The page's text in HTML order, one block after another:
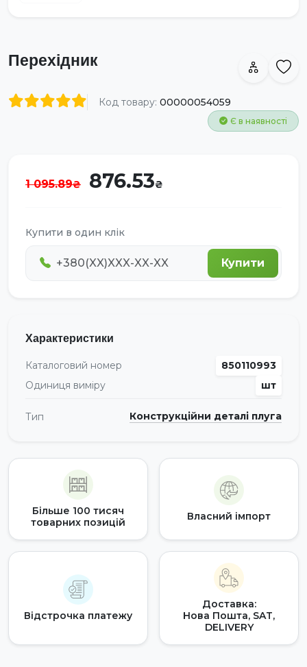
Перехідник
Код товару: 00000054059
Є в наявності
1 095.89 876.53
Купити в один клік
Купити
Характеристики
Каталоговий номер
850110993
Одиниця виміру
шт
Тип Конструкційни деталі плуга
Більше 100 тисяч
товарних позицій
Власний імпорт
Відстрочка платежу
Доставка:
Нова Пошта, SAT,
DELIVERY